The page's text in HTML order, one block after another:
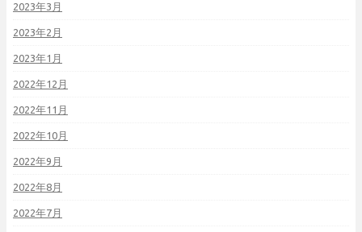
2023年3月
2023年2月
2023年1月
2022年12月
2022年11月
2022年10月
2022年9月
2022年8月
2022年7月